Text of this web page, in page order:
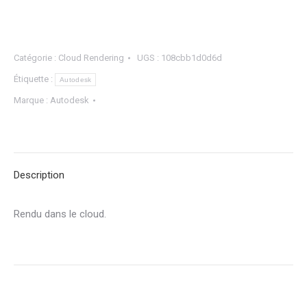
Catégorie : Cloud Rendering UGS : 108cbb1d0d6d
Étiquette : Autodesk
Marque : Autodesk
Description
Rendu dans le cloud.